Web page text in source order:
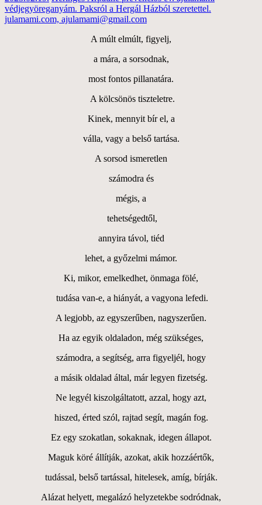
védjegyöreganyám. Paksról a Hergál Házból szeretettel.
julamami.com, ajulamami@gmail.com
A múlt elmúlt, figyelj,
a mára, a sorsodnak,
most fontos pillanatára.
A kölcsönös tiszteletre.
Kinek, mennyit bír el, a
válla, vagy a belső tartása.
A sorsod ismeretlen
számodra és
mégis, a
tehetségedtől,
annyira távol, tiéd
lehet, a győzelmi mámor.
Ki, mikor, emelkedhet, önmaga fölé,
tudása van-e, a hiányát, a vagyona lefedi.
A legjobb, az egyszerűben, nagyszerűen.
Ha az egyik oldaladon, még szükséges,
számodra, a segítség, arra figyeljél, hogy
a másik oldalad által, már legyen fizetség.
Ne legyél kiszolgáltatott, azzal, hogy azt,
hiszed, érted szól, rajtad segít, magán fog.
Ez egy szokatlan, sokaknak, idegen állapot.
Maguk köré állítják, azokat, akik hozzáértők,
tudással, belső tartással, hitelesek, amíg, bírják.
Alázat helyett, megalázó helyzetekbe sodródnak,